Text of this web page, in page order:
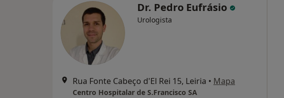
Dr. Pedro Eufrásio
Urologista
Rua Fonte Cabeço d'El Rei 15, Leiria • Mapa
Centro Hospitalar de S.Francisco SA